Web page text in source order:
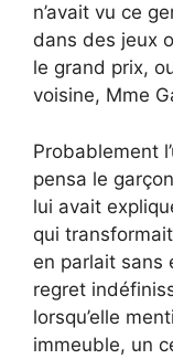
n’avait vu ce
dans des jeux
le grand prix,
voisine, Mme
Probablement
pensa le
lui avait
qui
en parlait sans
regret
lorsqu’elle
immeuble, un